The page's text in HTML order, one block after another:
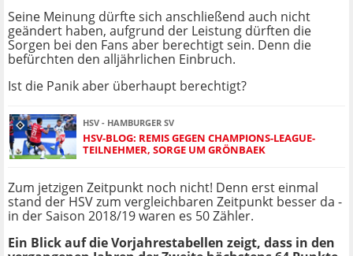
Seine Meinung dürfte sich anschließend auch nicht
geändert haben, aufgrund der Leistung dürften die
Sorgen bei den Fans aber berechtigt sein. Denn die
befürchten den alljährlichen Einbruch.
Ist die Panik aber überhaupt berechtigt?
HSV - HAMBURGER SV
HSV-BLOG: REMIS GEGEN CHAMPIONS-LEAGUE-
TEILNEHMER, SORGE UM GRÖNBAEK
Zum jetzigen Zeitpunkt noch nicht! Denn erst einmal
stand der HSV zum vergleichbaren Zeitpunkt besser da -
in der Saison 2018/19 waren es 50 Zähler.
Ein Blick auf die Vorjahrestabellen zeigt, dass in den